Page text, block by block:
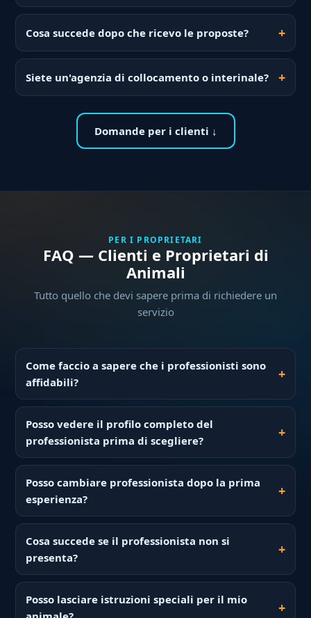
Cosa succede dopo che ricevo le proposte?
Siete un'agenzia di collocamento o interinale?
Domande per i clienti ↓
PER I PROPRIETARI
FAQ — Clienti e Proprietari di
Animali
Tutto quello che devi sapere prima di richiedere un
servizio
Come faccio a sapere che i professionisti sono
affidabili?
Posso vedere il profilo completo del
professionista prima di scegliere?
Posso cambiare professionista dopo la prima
esperienza?
Cosa succede se il professionista non si
presenta?
Posso lasciare istruzioni speciali per il mio